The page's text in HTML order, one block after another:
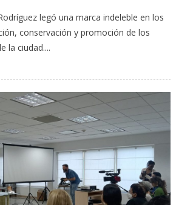
legó una marca indeleble en los
conservación y promoción de los
la ciudad....